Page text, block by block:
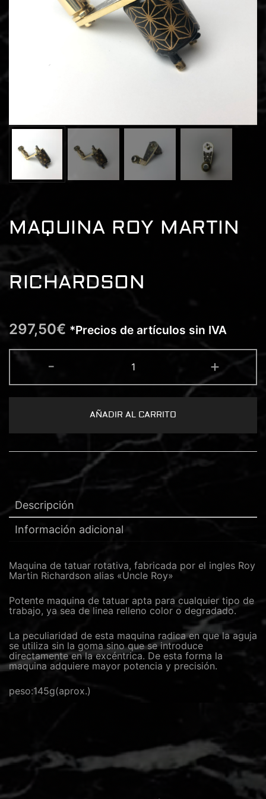
MAQUINA ROY MARTIN
RICHARDSON
297,50€ *Precios de artículos sin IVA
-
MAQUINA
ROY
MARTIN
RICHARDSON
cantidad
+
AÑADIR AL CARRITO
Descripción
Información adicional
Maquina de tatuar rotativa, fabricada por el ingles Roy
Martin Richardson alias «Uncle Roy»
Potente maquina de tatuar apta para cualquier tipo de
trabajo, ya sea de linea relleno color o degradado.
La peculiaridad de esta maquina radica en que la aguja
se utiliza sin la goma sino que se introduce
directamente en la excéntrica. De esta forma la
maquina adquiere mayor potencia y precisión.
peso:145g(aprox.)